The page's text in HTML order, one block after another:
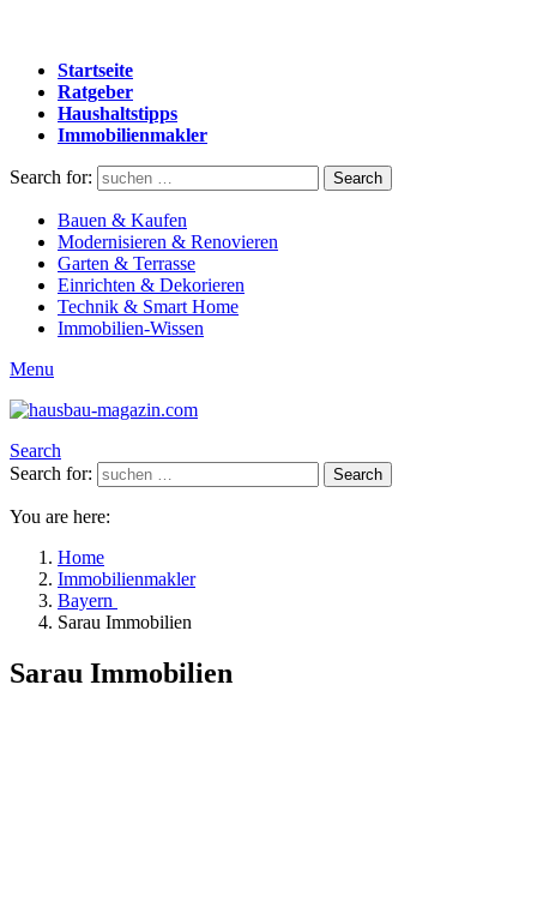
Startseite
Ratgeber
Haushaltstipps
Immobilienmakler
Search for: Search
Bauen & Kaufen
Modernisieren & Renovieren
Garten & Terrasse
Einrichten & Dekorieren
Technik & Smart Home
Immobilien-Wissen
Menu
Search
Search for:
Search
You are here:
Home
Immobilienmakler
Bayern
Sarau Immobilien
Sarau Immobilien